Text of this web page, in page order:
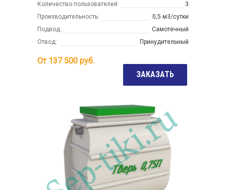
Количество пользователей:
3
Производительность:
0,5 м3/сутки
Подвод:
Самотечный
Отвод:
Принудительный
От 137 500 руб.
ЗАКАЗАТЬ